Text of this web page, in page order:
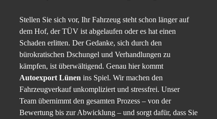
Stellen Sie sich vor, Ihr Fahrzeug steht schon länger auf
dem Hof, der TÜV ist abgelaufen oder es hat einen
Schaden erlitten. Der Gedanke, sich durch den
bürokratischen Dschungel und Verhandlungen zu
kämpfen, ist überwältigend. Genau hier kommt
Autoexport Lünen ins Spiel. Wir machen den
Fahrzeugverkauf unkompliziert und stressfrei. Unser
Team übernimmt den gesamten Prozess – von der
Bewertung bis zur Abwicklung – und sorgt dafür, dass Sie